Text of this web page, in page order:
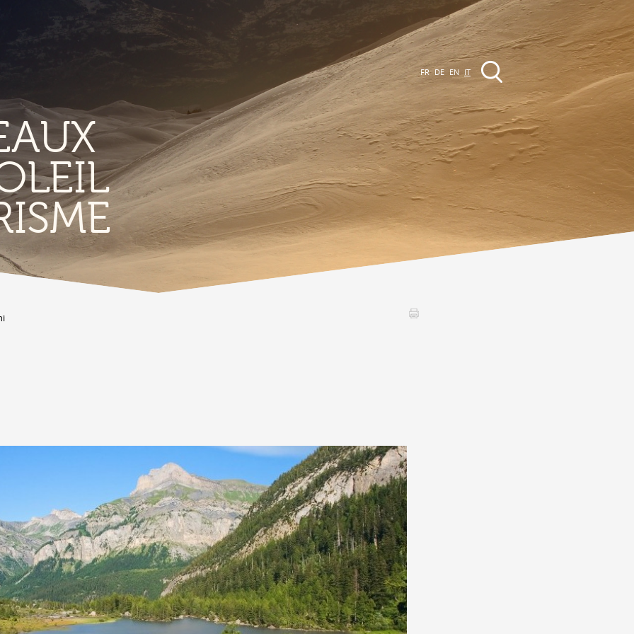
TERRITORIO
Vigneti
Produits et magasins du terroir
Borgo di Conthey
Le chiese
Vestiges gallo-romains d'Ardon
Costruzioni antiche
EVENTI
La regione
Promenades
Club Vinum Montis
Actualités
Assemblées générales & Statuts
Mayens et alpages
Lire et/ou s'inscrire à la newsletter
Figurer sur notre newsletter
Boîtes à idées
FR DE EN IT